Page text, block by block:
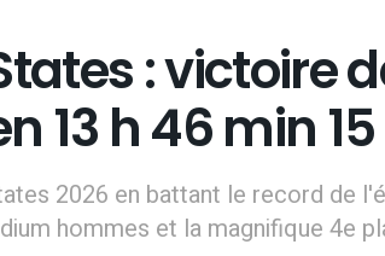
: victoire
13 h 46 min 15
2026 en battant le record de
hommes et la magnifique 4e